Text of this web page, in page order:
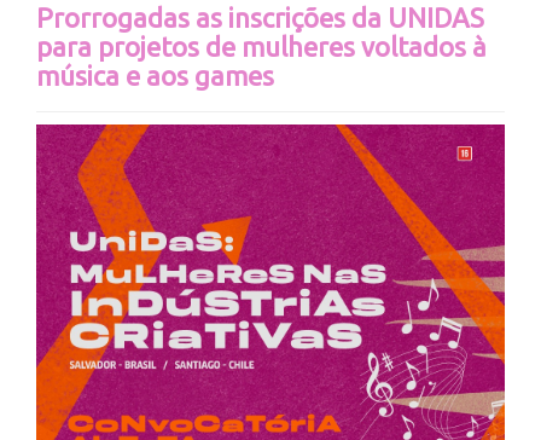
Prorrogadas as inscrições da UNIDAS
para projetos de mulheres voltados à
música e aos games